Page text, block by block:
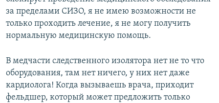
за пределами СИЗО, я не имею возможности не
только проходить лечение, я не могу получить
нормальную медицинскую помощь.
В медчасти следственного изолятора нет не то что
оборудования, там нет ничего, у них нет даже
кардиолога! Когда вызываешь врача, приходит
фельдшер, который может предложить только